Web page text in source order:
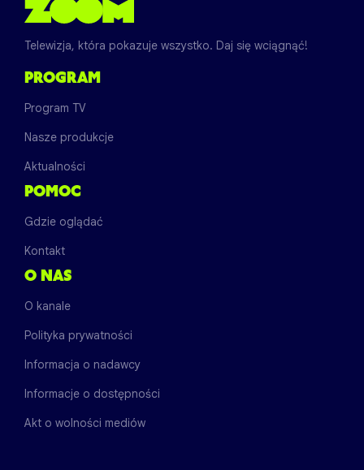
Telewizja, która pokazuje wszystko. Daj się wciągnąć!
PROGRAM
Program TV
Nasze produkcje
Aktualności
POMOC
Gdzie oglądać
Kontakt
O NAS
O kanale
Polityka prywatności
Informacja o nadawcy
Informacje o dostępności
Akt o wolności mediów